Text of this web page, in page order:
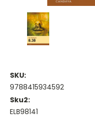
SKU:
9788415934592
Sku2:
ELB98141